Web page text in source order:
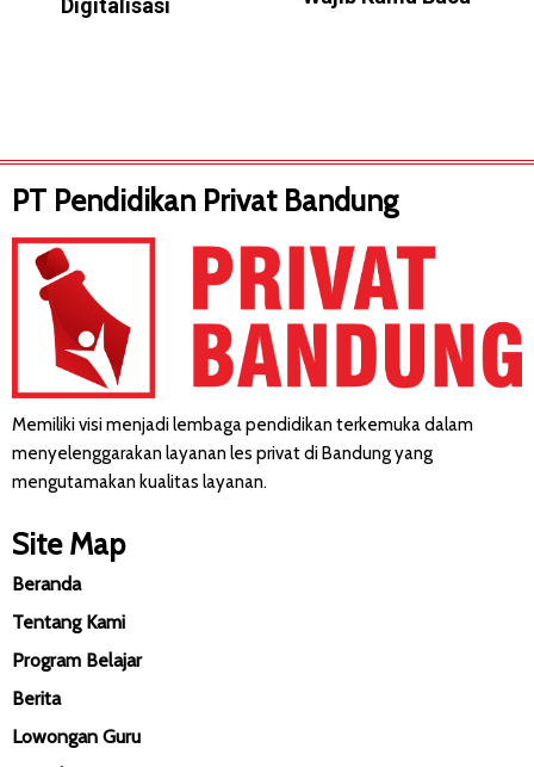
Digitalisasi
PT Pendidikan Privat Bandung
Memiliki visi menjadi lembaga pendidikan terkemuka dalam
menyelenggarakan layanan les privat di Bandung yang
mengutamakan kualitas layanan.
Site Map
Beranda
Tentang Kami
Program Belajar
Berita
Lowongan Guru